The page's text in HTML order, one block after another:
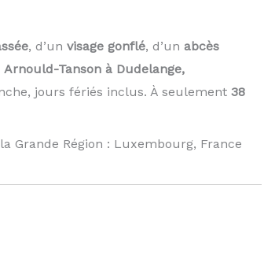
, d’un visage gonflé, d’un abcès
Arnould-Tanson à Dudelange,
jours fériés inclus. À seulement 38
Grande Région : Luxembourg, France